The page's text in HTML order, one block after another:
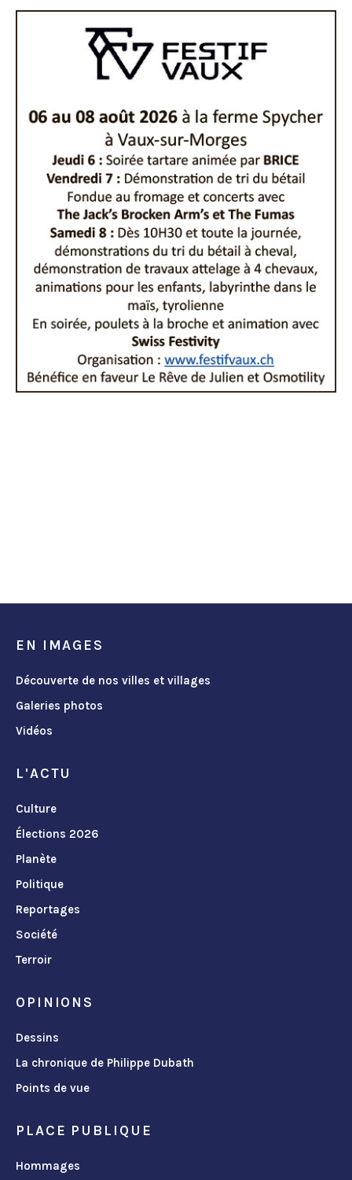
EN IMAGES
Découverte de nos villes et villages
Galeries photos
Vidéos
L'ACTU
Culture
Élections 2026
Planète
Politique
Reportages
Société
Terroir
OPINIONS
Dessins
La chronique de Philippe Dubath
Points de vue
PLACE PUBLIQUE
Hommages